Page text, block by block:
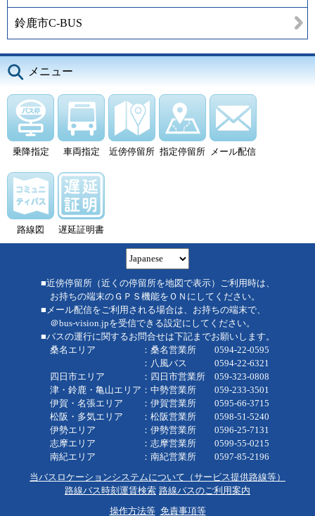
鈴鹿市C-BUS
メニュー
乗降指定 車両指定 近傍停留所 指定停留所 メール配信
路線図 遅延証明書
■近傍停留所（近くの停留所を地図で表示）ご利用時は、
お持ちの端末のＧＰＳ機能をＯＮにしてください。
■メール配信をご利用される場合は、お持ちの端末で、
＠bus-vision.jpを受信できる設定にしてください。
■バスの運行に関するお問合せは下記までお願いします。
桑名エリア ：桑名営業所 0594-22-0595
：八風バス 0594-22-6321
四日市エリア ：四日市営業所 059-323-0808
津・鈴鹿・亀山エリア：中勢営業所 059-233-3501
伊賀・名張エリア ：伊賀営業所 0595-66-3715
松阪・多気エリア ：松阪営業所 0598-51-5240
伊勢エリア ：伊勢営業所 0596-25-7131
志摩エリア ：志摩営業所 0599-55-0215
南紀エリア ：南紀営業所 0597-85-2196
当バスロケーションシステムについて（サービス提供路線等）
路線バス時刻運賃検索 路線バスのご利用案内
操作方法等 免責事項等